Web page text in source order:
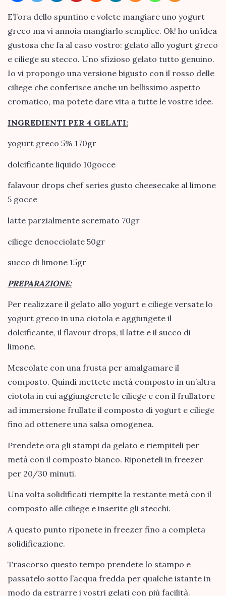
E’l’ora dello spuntino e volete mangiare uno yogurt
greco ma vi annoia mangiarlo semplice. Ok! ho un’idea
gustosa che fa al caso vostro: gelato allo yogurt greco
e ciliege su stecco. Uno sfizioso gelato tutto genuino.
Io vi propongo una versione bigusto con il rosso delle
ciliege che conferisce anche un bellissimo aspetto
cromatico, ma potete dare vita a tutte le vostre idee.
INGREDIENTI PER 4 GELATI:
yogurt greco 5% 170gr
dolcificante liquido 10gocce
falavour drops chef series gusto cheesecake al limone
5 gocce
latte parzialmente scremato 70gr
ciliege denocciolate 50gr
succo di limone 15gr
PREPARAZIONE:
Per realizzare il gelato allo yogurt e ciliege versate lo
yogurt greco in una ciotola e aggiungete il
dolcificante, il flavour drops, il latte e il succo di
limone.
Mescolate con una frusta per amalgamare il
composto. Quindi mettete metà composto in un’altra
ciotola in cui aggiungerete le ciliege e con il frullatore
ad immersione frullate il composto di yogurt e ciliege
fino ad ottenere una salsa omogenea.
Prendete ora gli stampi da gelato e riempiteli per
metà con il composto bianco. Riponeteli in freezer
per 20/30 minuti.
Una volta solidificati riempite la restante metà con il
composto alle ciliege e inserite gli stecchi.
A questo punto riponete in freezer fino a completa
solidificazione.
Trascorso questo tempo prendete lo stampo e
passatelo sotto l’acqua fredda per qualche istante in
modo da estrarre i vostri gelati con più facilità.